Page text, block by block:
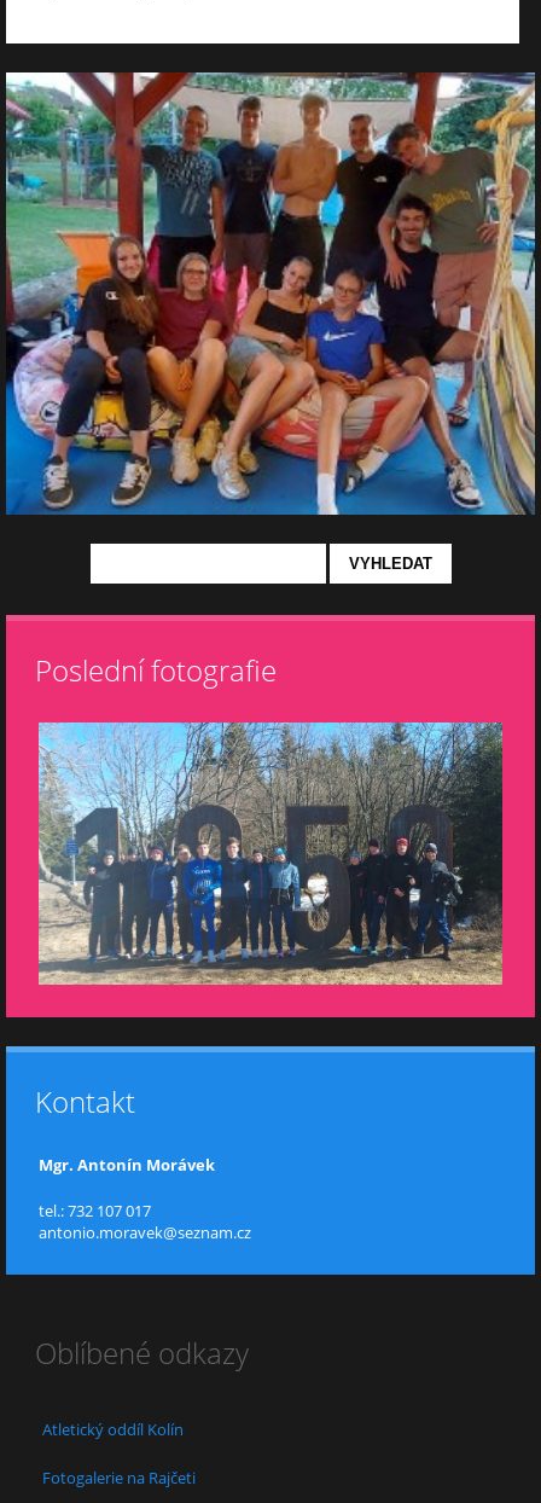
Poslední fotografie
Kontakt
Mgr. Antonín Morávek
tel.: 732 107 017
antonio.moravek@seznam.cz
Oblíbené odkazy
Atletický oddíl Kolín
Fotogalerie na Rajčeti